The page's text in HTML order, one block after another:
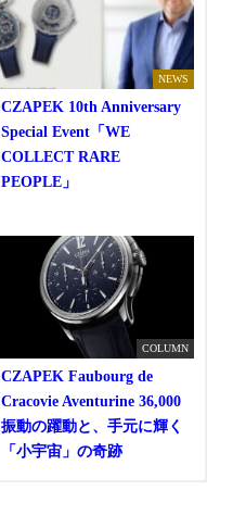
NEWS
CZAPEK 10th Anniversary
Special Event「WE
COLLECT RARE
PEOPLE」
COLUMN
CZAPEK Faubourg de
Cracovie Aventurine 36,000
振動の躍動と、手元に輝く
「小宇宙」の奇跡